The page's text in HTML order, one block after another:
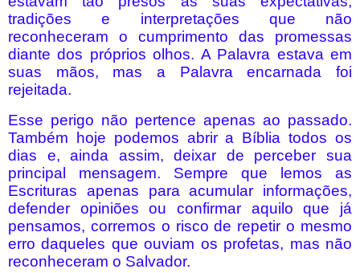
tradições e interpretações que não
reconheceram o cumprimento das promessas
diante dos próprios olhos. A Palavra estava em
suas mãos, mas a Palavra encarnada foi
rejeitada.
Esse perigo não pertence apenas ao passado.
Também hoje podemos abrir a Bíblia todos os
dias e, ainda assim, deixar de perceber sua
principal mensagem. Sempre que lemos as
Escrituras apenas para acumular informações,
defender opiniões ou confirmar aquilo que já
pensamos, corremos o risco de repetir o mesmo
erro daqueles que ouviam os profetas, mas não
reconheceram o Salvador.